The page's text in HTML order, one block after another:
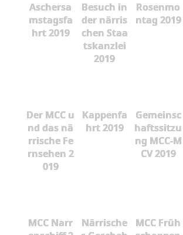
Aschersa
mstagsfa
hrt 2019
Besuch in
der närris
chen Staa
tskanzlei
2019
Rosenmo
ntag 2019
Der MCC u
nd das nä
rrische Fe
rnsehen 2
019
Kappenfa
hrt 2019
Gemeinsc
haftssitzu
ng MCC-M
CV 2019
MCC Narr
Närrische
MCC Früh